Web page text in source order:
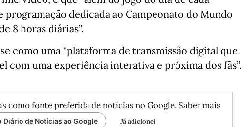
programação dedicada ao Campeonato do Mundo
8 horas diárias”.
como uma “plataforma de transmissão digital que
com uma experiência interativa e próxima dos fãs”.
como fonte preferida de notícias no Google. Saber mais
Diário de Notícias ao Google Já adicionei